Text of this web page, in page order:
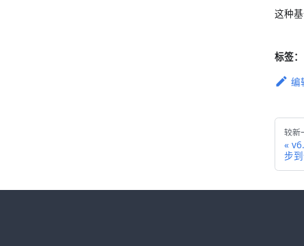
这种
标签：
编
较新
步